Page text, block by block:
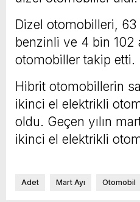
Dizel otomobilleri, 63
benzinli ve 4 bin 102
otomobiller takip etti.
Hibrit otomobillerin
ikinci el elektrikli
oldu. Geçen yılın
ikinci el elektrikli
Adet Mart Ayı Otomobil